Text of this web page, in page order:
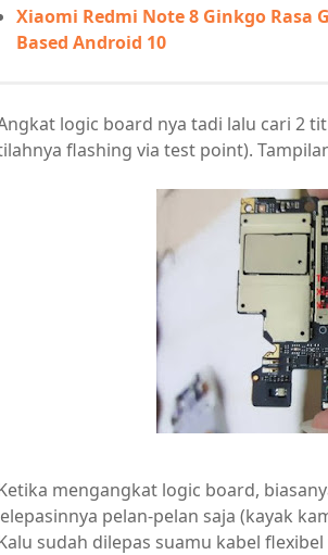
Xiaomi Redmi Note 8 Ginkgo Rasa
Based Android 10
logic board nya tadi lalu cari 2
flashing via test point).
mengangkat logic board,
pelan-pelan saja (kayak
sudah dilepas suamu kabel